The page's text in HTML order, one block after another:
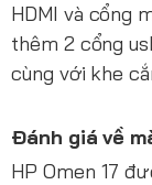
HDMI và cổng
thêm 2 cổng
cùng với khe
Đánh giá về
HP Omen 17